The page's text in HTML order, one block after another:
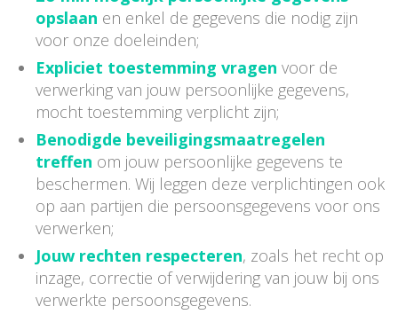
opslaan en enkel de gegevens die nodig zijn
voor onze doeleinden;
Expliciet toestemming vragen voor de
verwerking van jouw persoonlijke gegevens,
mocht toestemming verplicht zijn;
Benodigde beveiligingsmaatregelen
treffen om jouw persoonlijke gegevens te
beschermen. Wij leggen deze verplichtingen ook
op aan partijen die persoonsgegevens voor ons
verwerken;
Jouw rechten respecteren, zoals het recht op
inzage, correctie of verwijdering van jouw bij ons
verwerkte persoonsgegevens.